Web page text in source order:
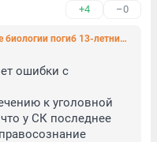
+4 –0
Подросток, по вине которого на уроке биологии погиб 13-летний школьник, отправлен под домашний арест
ошибки с
к уголовной
у СК последнее